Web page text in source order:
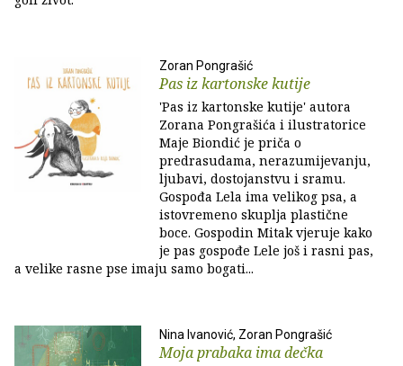
Zoran Pongrašić
Pas iz kartonske kutije
'Pas iz kartonske kutije' autora
Zorana Pongrašića i ilustratorice
Maje Biondić je priča o
predrasudama, nerazumijevanju,
ljubavi, dostojanstvu i sramu.
Gospođa Lela ima velikog psa, a
istovremeno skuplja plastične
boce. Gospodin Mitak vjeruje kako
je pas gospođe Lele još i rasni pas,
a velike rasne pse imaju samo bogati...
Nina Ivanović, Zoran Pongrašić
Moja prabaka ima dečka